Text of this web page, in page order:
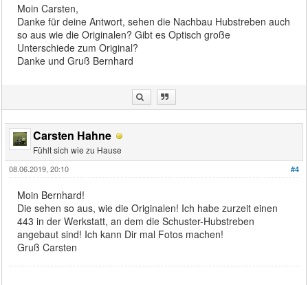
Moin Carsten,
Danke für deine Antwort, sehen die Nachbau Hubstreben auch
so aus wie die Originalen? Gibt es Optisch große
Unterschiede zum Original?
Danke und Gruß Bernhard
Carsten Hahne
Fühlt sich wie zu Hause
#4
08.06.2019, 20:10
Moin Bernhard!
Die sehen so aus, wie die Originalen! Ich habe zurzeit einen
443 in der Werkstatt, an dem die Schuster-Hubstreben
angebaut sind! Ich kann Dir mal Fotos machen!
Gruß Carsten